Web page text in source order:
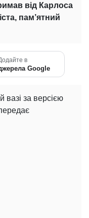
від Карлоса
пам’ятний
в
Google
вазі за версією